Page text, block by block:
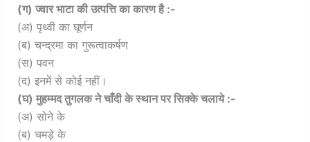
(ग) ज्वार भाटा की उत्पत्ति का कारण है :-
(अ) पृथ्वी का घूर्णन
(ब) चन्द्रमा का गुरूत्वाकर्षण
(स) पवन
(द) इनमें से कोई नहीं।
(घ) मुहम्मद तुगलक ने चाँदी के स्थान पर सिक्के चलाये :-
(अ) सोने के
(ब) चमड़े के